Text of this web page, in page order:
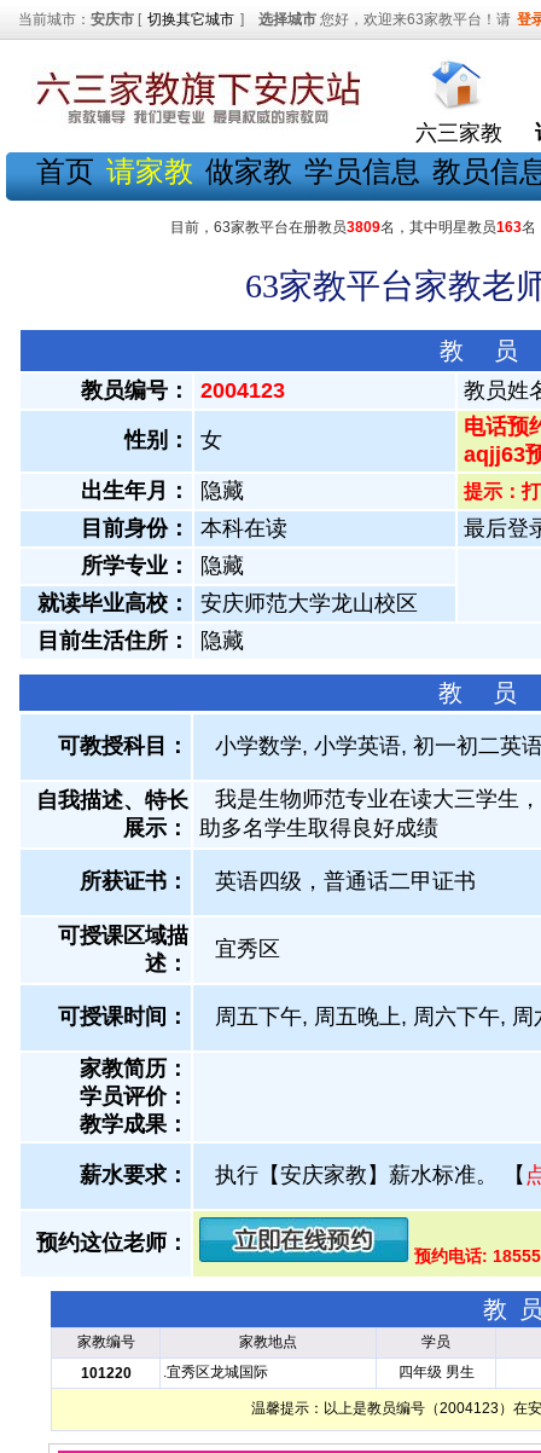
当前城市： 安庆市 [ 切换其它城市 ] 选择城市 您好，欢迎来63家教平台！请 登
六三家教
首页 请家教 做家教 学员信息 教员信
目前，63家教平台在册教员3809名，其中明星教员163名
63家教平台家教老
教 员
教员编号： 2004123 教员姓
性别： 女
电话预
aqjj63
出生年月：
隐藏 提示：
目前身份： 本科在读
最后登
所学专业：
隐藏
就读毕业高校：
安庆师范大学龙山校区
目前生活住所：
隐藏
教 员
可教授科目： 小学数学, 小学英语, 初一初二英
自我描述、特长
展示 ：
我是生物师范专业在读大三学生
助多名学生取得良好成绩
所获证书 ： 英语四级，普通话二甲证书
可授课区域描
述：
宜秀区
可授课时间： 周五下午, 周五晚上, 周六下午, 周
家教简历：
学员评价：
教学成果：
薪水要求： 执行【安庆家教】薪水标准。 【
预约这位老师：
预约电话:
教
家教编号 家教地点
学员
101220
.宜秀区龙城国际 四年级 男生
温馨提示：以上是教员编号（2004123）在